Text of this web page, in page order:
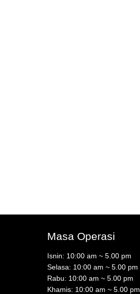
Masa Operasi
Isnin: 10:00 am ~ 5.00 pm
Selasa: 10:00 am ~ 5.00 pm
Rabu: 10:00 am ~ 5.00 pm
Khamis: 10:00 am ~ 5.00 pm